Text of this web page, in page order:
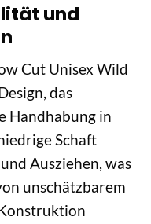
und
Cut Unisex Wild
das
Handhabung in
Schaft
Ausziehen, was
unschätzbarem